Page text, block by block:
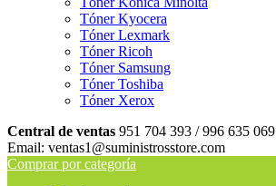
Tóner Kyocera
Tóner Lexmark
Tóner Ricoh
Tóner Samsung
Tóner Toshiba
Tóner Xerox
Central de ventas 951 704 393 / 996 635 069
Email: ventas1@suministrosstore.com
Comprar por categoría